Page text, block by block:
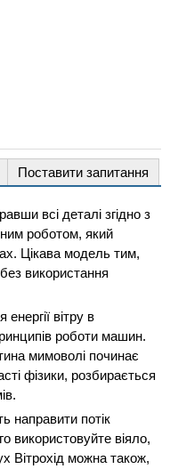
Поставити запитання
всі деталі згідно з
роботом, який
Цікава модель тим,
використання
вітру в
роботи машин.
мимоволі починає
фізики, розбирається
направити потік
використовуйте віяло,
Вітрохід можна також,